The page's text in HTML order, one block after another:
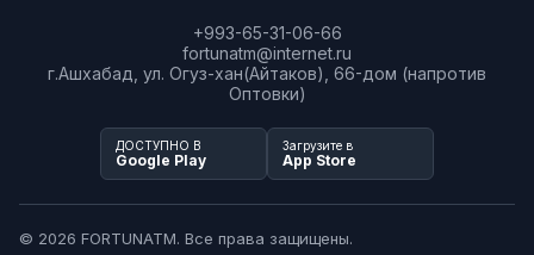
+993-65-31-06-66
fortunatm@internet.ru
г.Ашхабад, ул. Огуз-хан(Айтаков), 66-дом (напротив
Оптовки)
ДОСТУПНО В
Google Play
Загрузите в
App Store
© 2026 FORTUNATM. Все права защищены.